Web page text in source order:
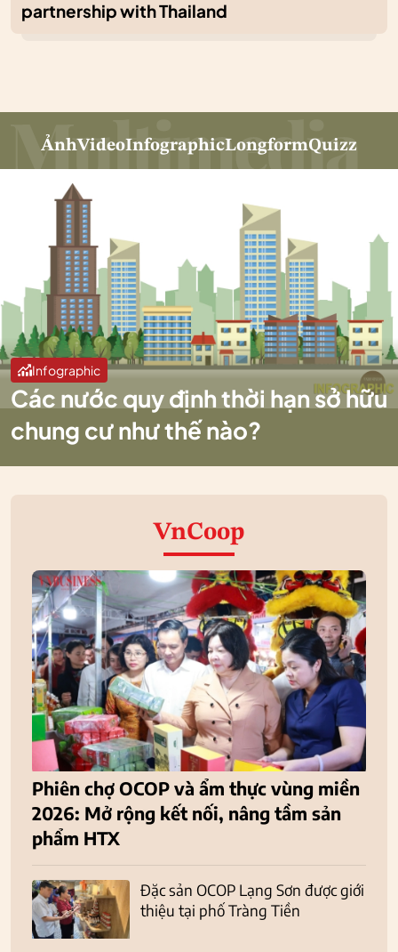
partnership with Thailand
ẢnhVideoInfographicLongformQuizz
Infographic
Các nước quy định thời hạn sở hữu
chung cư như thế nào?
VnCoop
Phiên chợ OCOP và ẩm thực vùng miền
2026: Mở rộng kết nối, nâng tầm sản
phẩm HTX
Đặc sản OCOP Lạng Sơn được giới
thiệu tại phố Tràng Tiền